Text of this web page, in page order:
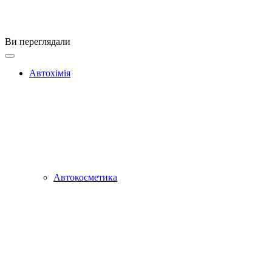
Ви переглядали
Автохімія
Автокосметика